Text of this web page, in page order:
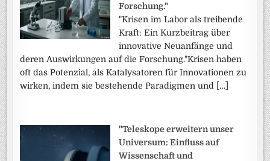
Forschung."
"Krisen im Labor als treibende
Kraft: Ein Kurzbeitrag über
innovative Neuanfänge und
deren Auswirkungen auf die Forschung."Krisen haben
oft das Potenzial, als Katalysatoren für Innovationen zu
wirken, indem sie bestehende Paradigmen und […]
"Teleskope erweitern unser
Universum: Einfluss auf
Wissenschaft und